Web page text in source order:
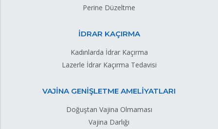
Perine Düzeltme
İDRAR KAÇIRMA
Kadınlarda İdrar Kaçırma
Lazerle İdrar Kaçırma Tedavisi
VAJİNA GENİŞLETME AMELİYATLARI
Doğuştan Vajina Olmaması
Vajina Darlığı